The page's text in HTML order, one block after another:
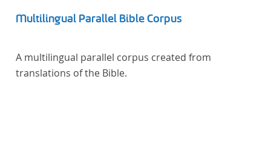
Multilingual Parallel Bible Corpus
A multilingual parallel corpus created from
translations of the Bible.